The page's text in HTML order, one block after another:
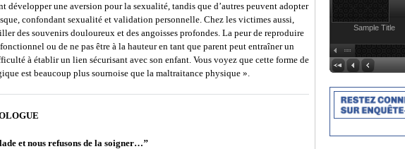
développer une aversion pour la sexualité, tandis que d’autres peuvent adopter
confondant sexualité et validation personnelle. Chez les victimes aussi,
des souvenirs douloureux et des angoisses profondes. La peur de reproduire
ou de ne pas être à la hauteur en tant que parent peut entraîner un
à établir un lien sécurisant avec son enfant. Vous voyez que cette forme de
est beaucoup plus sournoise que la maltraitance physique ».
et nous refusons de la soigner…’’
Sample Title